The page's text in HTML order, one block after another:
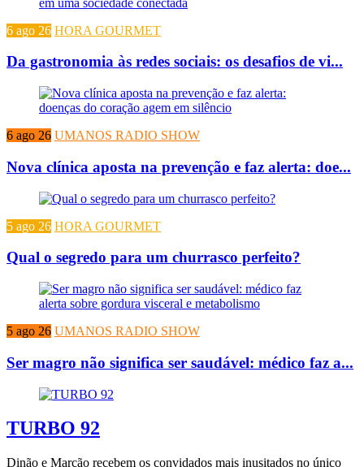
6 ago 26 HORA GOURMET
Da gastronomia às redes sociais: os desafios de vi...
6 ago 26 UMANOS RADIO SHOW
Nova clínica aposta na prevenção e faz alerta: doe...
5 ago 26 HORA GOURMET
Qual o segredo para um churrasco perfeito?
5 ago 26 UMANOS RADIO SHOW
Ser magro não significa ser saudável: médico faz a...
TURBO 92
Dinão e Marcão recebem os convidados mais inusitados no único